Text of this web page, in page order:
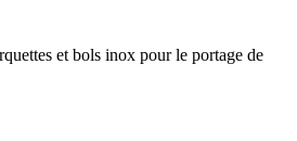
et bols inox pour le portage de